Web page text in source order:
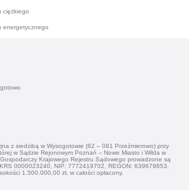
ciężkiego
energetycznego
z siedzibą w Wysogotowie (62 – 081 Przeźmierowo) przy
w Sądzie Rejonowym Poznań – Nowe Miasto i Wilda w
Krajowego Rejestru Sądowego prowadzone są
0000023240, NIP: 7772419702, REGON: 639679853,
1.500.000,00 zł, w całości opłacony.